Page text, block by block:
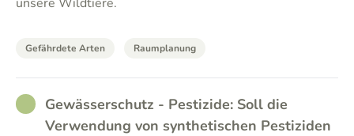
Gefährdete Arten Raumplanung
RATHER_GOOD
Gewässerschutz - Pestizide: Soll die
Verwendung von synthetischen Pestiziden